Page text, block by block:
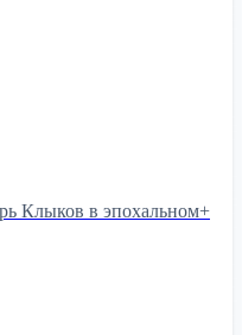
Клыков в эпохальном+